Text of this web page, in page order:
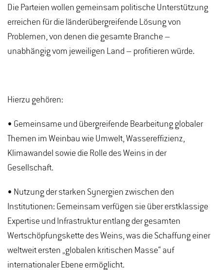
Die Parteien wollen gemeinsam politische Unterstützung
erreichen für die länderübergreifende Lösung von
Problemen, von denen die gesamte Branche –
unabhängig vom jeweiligen Land – profitieren würde.
Hierzu gehören:
• Gemeinsame und übergreifende Bearbeitung globaler
Themen im Weinbau wie Umwelt, Wassereffizienz,
Klimawandel sowie die Rolle des Weins in der
Gesellschaft.
• Nutzung der starken Synergien zwischen den
Institutionen: Gemeinsam verfügen sie über erstklassige
Expertise und Infrastruktur entlang der gesamten
Wertschöpfungskette des Weins, was die Schaffung einer
weltweit ersten „globalen kritischen Masse“ auf
internationaler Ebene ermöglicht.